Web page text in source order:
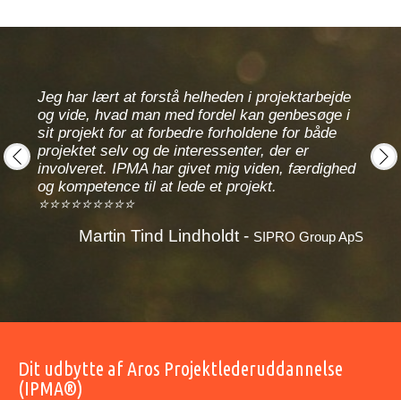
der
Jeg har lært at forstå helheden i projektarbejde
og vide, hvad man med fordel kan genbesøge i
sit projekt for at forbedre forholdene for både
projektet selv og de interessenter, der er
involveret. IPMA har givet mig viden, færdighed
og kompetence til at lede et projekt.
⭐⭐⭐⭐⭐⭐⭐⭐⭐
Martin Tind Lindholdt - SIPRO Group ApS
Dit udbytte af Aros Projektlederuddannelse
(IPMA®)